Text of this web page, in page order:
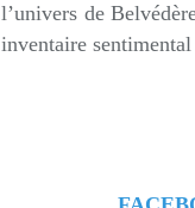
l’univers de
inventaire